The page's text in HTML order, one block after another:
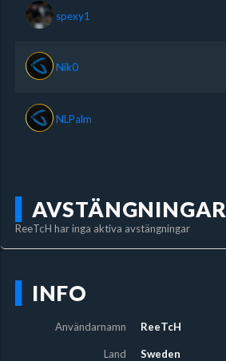
spexy1
Nik0
NLPalm
AVSTÄNGNINGAR
ReeTcH har inga aktiva avstängningar
INFO
Användarnamn ReeTcH
Land Sweden